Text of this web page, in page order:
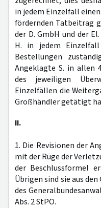
in jedem Einzelfall
fördernden Tatbeitrag
der D. GmbH und der
H. in jedem
Bestellungen
Angeklagte S. in allen
des jeweiligen
Einzelfällen die
Großhändler getätigt
II.
1. Die Revisionen der
mit der Rüge der
der Beschlussformel
Übrigen sind sie aus
des
Abs. 2 StPO.